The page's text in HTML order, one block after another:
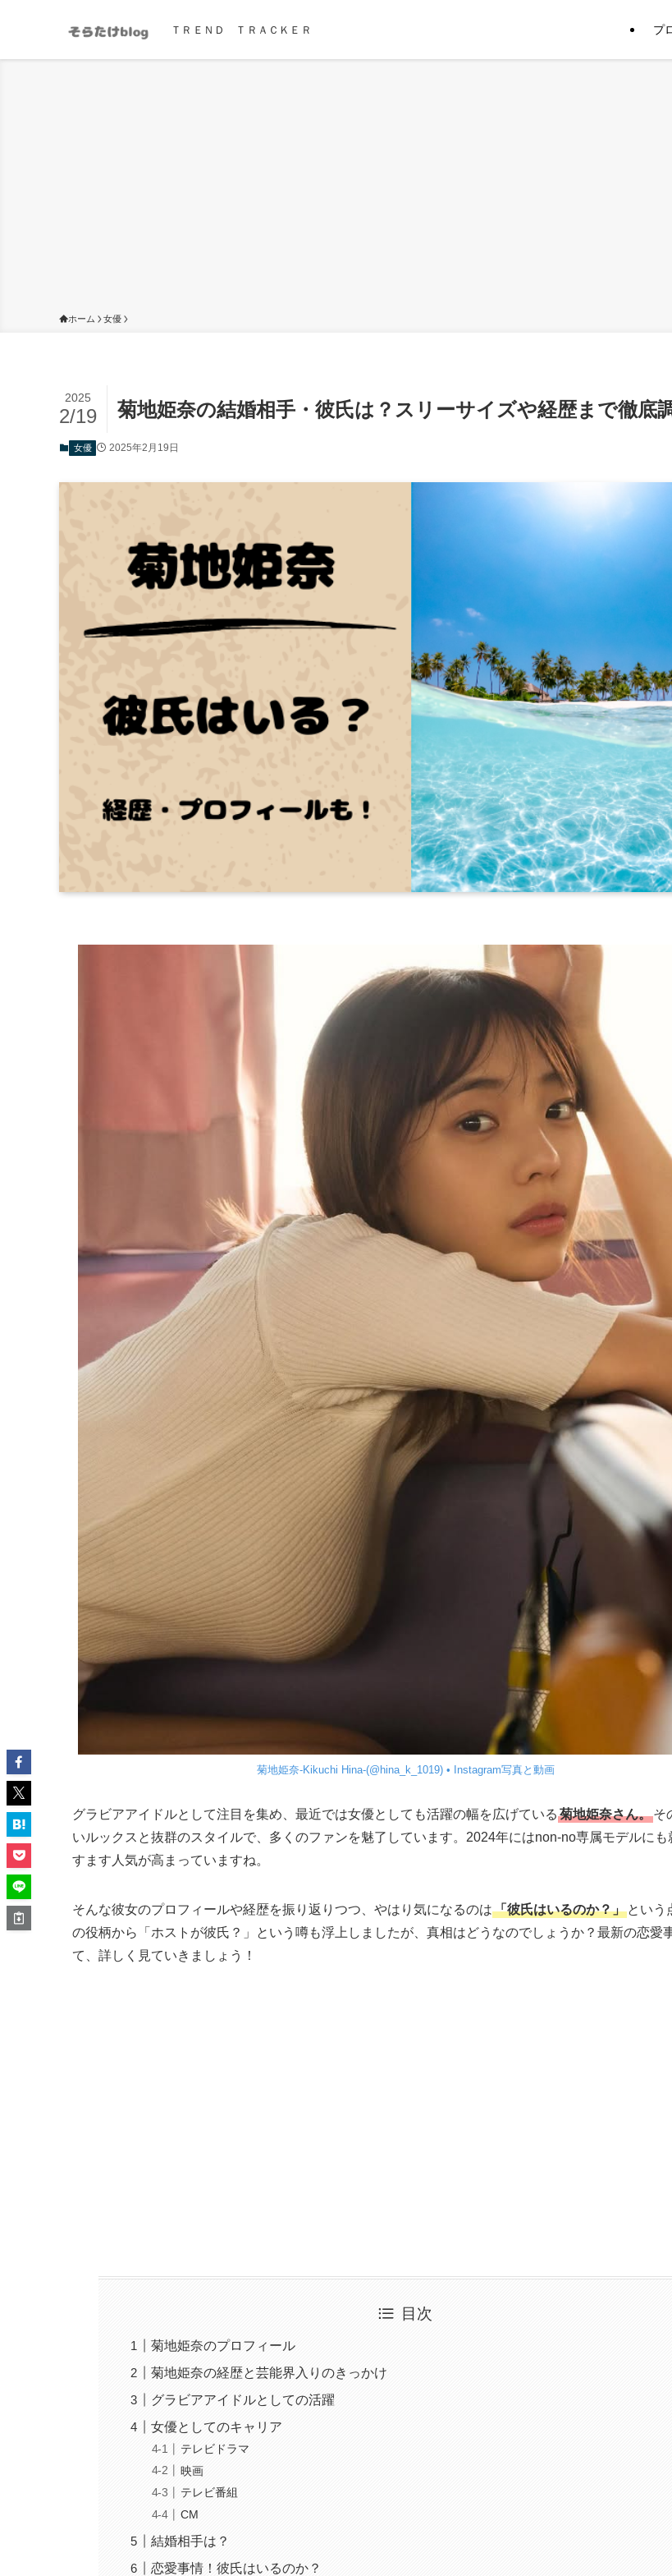
ＴＲＥＮＤ ＴＲＡＣＫＥＲ プ
ホーム 女優
菊地姫奈の結婚相手・彼氏は？スリーサイズや経歴まで徹底
2025
2/19
女優 2025年2月19日
菊地姫奈-Kikuchi Hina-(@hina_k_1019) • Instagram写真と動画
グラビアアイドルとして注目を集め、最近では女優としても活躍の幅を広げている 菊地姫奈さん。そ
いルックスと抜群のスタイルで、多くのファンを魅了しています。2024年にはnon-no専属モデルにも
すます人気が高まっていますね。
そんな彼女のプロフィールや経歴を振り返りつつ、やはり気になるのは「彼氏はいるのか？」 という
の役柄から「ホストが彼氏？」という噂も浮上しましたが、真相はどうなのでしょうか？最新の恋愛
て、詳しく見ていきましょう！
目次
菊地姫奈のプロフィール
菊地姫奈の経歴と芸能界入りのきっかけ
グラビアアイドルとしての活躍
女優としてのキャリア
テレビドラマ
映画
テレビ番組
CM
結婚相手は？
恋愛事情！彼氏はいるのか？